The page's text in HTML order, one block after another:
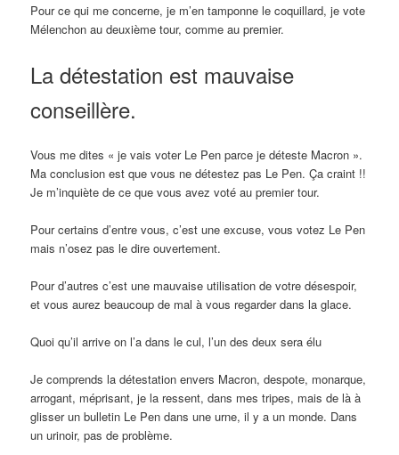
Pour ce qui me concerne, je m’en tamponne le coquillard, je vote
Mélenchon au deuxième tour, comme au premier.
La détestation est mauvaise
conseillère.
Vous me dites « je vais voter Le Pen parce je déteste Macron ».
Ma conclusion est que vous ne détestez pas Le Pen. Ça craint !!
Je m’inquiète de ce que vous avez voté au premier tour.
Pour certains d’entre vous, c’est une excuse, vous votez Le Pen
mais n’osez pas le dire ouvertement.
Pour d’autres c’est une mauvaise utilisation de votre désespoir,
et vous aurez beaucoup de mal à vous regarder dans la glace.
Quoi qu’il arrive on l’a dans le cul, l’un des deux sera élu
Je comprends la détestation envers Macron, despote, monarque,
arrogant, méprisant, je la ressent, dans mes tripes, mais de là à
glisser un bulletin Le Pen dans une urne, il y a un monde. Dans
un urinoir, pas de problème.